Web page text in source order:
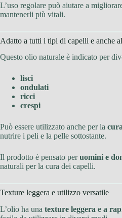
L’uso regolare può aiutare a
mantenerli più vitali.
Adatto a tutti i tipi di capelli e anche
Questo olio naturale è indicato per
lisci
ondulati
ricci
crespi
Può essere utilizzato anche per la
nutrire i peli e la pelle sottostante.
Il prodotto è pensato peruomini e
naturali per la cura dei capelli.
Texture leggera e utilizzo versatile
L’olio ha una texture leggera e a